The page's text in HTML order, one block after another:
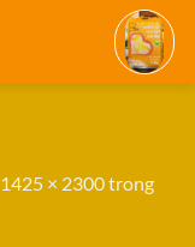
1425 × 2300trong